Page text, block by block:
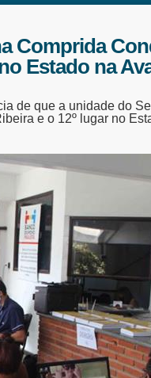
Comprida
Estado na
de que a unidade do
e o 12º lugar no